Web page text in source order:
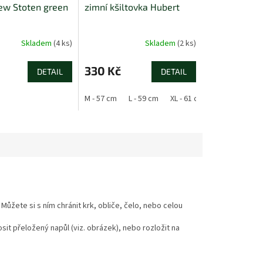
Stoten green
Skladem(4 ks)
DETAIL
zimní kšiltovka Hubert
Skladem (2 ks)
330 Kč DETAIL
M - 57 cm L - 59 cm XL - 61 cm
si s ním chránit krk, obliče, čelo, nebo celou
přeložený napůl (viz. obrázek), nebo rozložit na